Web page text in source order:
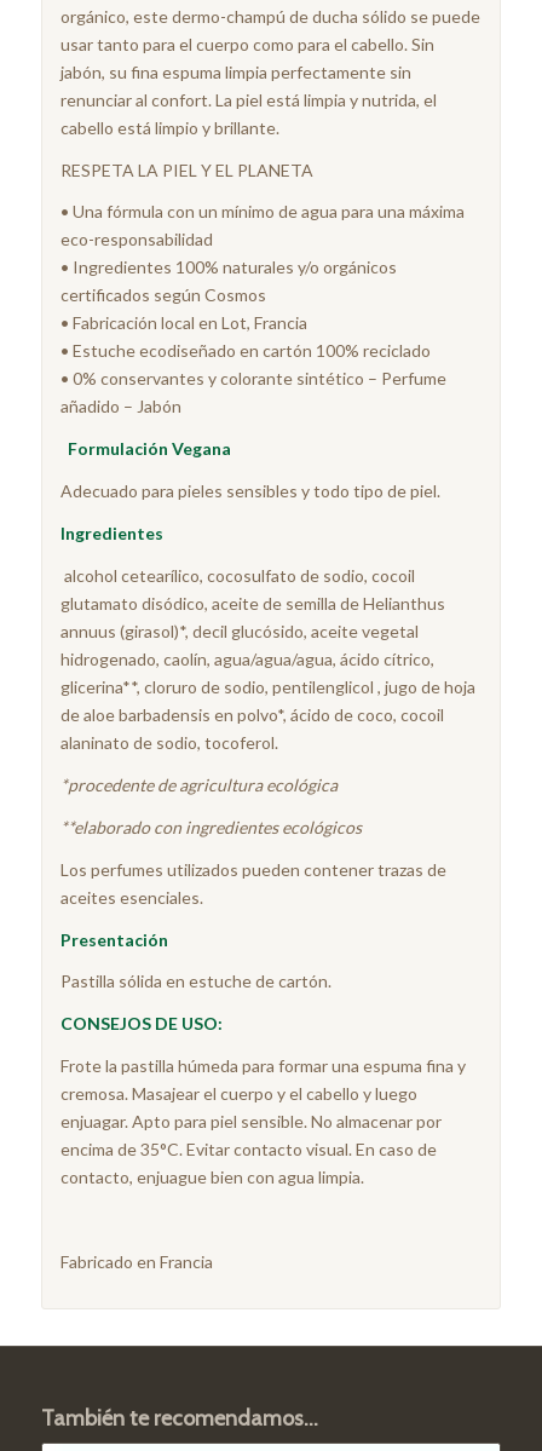
orgánico, este dermo-champú de ducha sólido se puede
usar tanto para el cuerpo como para el cabello. Sin
jabón, su fina espuma limpia perfectamente sin
renunciar al confort. La piel está limpia y nutrida, el
cabello está limpio y brillante.
RESPETA LA PIEL Y EL PLANETA
• Una fórmula con un mínimo de agua para una máxima
eco-responsabilidad
• Ingredientes 100% naturales y/o orgánicos
certificados según Cosmos
• Fabricación local en Lot, Francia
• Estuche ecodiseñado en cartón 100% reciclado
• 0% conservantes y colorante sintético – Perfume
añadido – Jabón
Formulación Vegana
Adecuado para pieles sensibles y todo tipo de piel.
Ingredientes
alcohol cetearílico, cocosulfato de sodio, cocoil
glutamato disódico, aceite de semilla de Helianthus
annuus (girasol)*, decil glucósido, aceite vegetal
hidrogenado, caolín, agua/agua/agua, ácido cítrico,
glicerina**, cloruro de sodio, pentilenglicol , jugo de hoja
de aloe barbadensis en polvo*, ácido de coco, cocoil
alaninato de sodio, tocoferol.
*procedente de agricultura ecológica
**elaborado con ingredientes ecológicos
Los perfumes utilizados pueden contener trazas de
aceites esenciales.
Presentación
Pastilla sólida en estuche de cartón.
CONSEJOS DE USO:
Frote la pastilla húmeda para formar una espuma fina y
cremosa. Masajear el cuerpo y el cabello y luego
enjuagar. Apto para piel sensible. No almacenar por
encima de 35°C. Evitar contacto visual. En caso de
contacto, enjuague bien con agua limpia.
Fabricado en Francia
También te recomendamos…